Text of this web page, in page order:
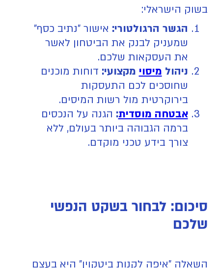
בשוק הישראלי:
הגשר הרגולטורי: אישור "נתיב כסף"
שמעניק לבנק את הביטחון לאשר
את העסקאות שלכם.
ניהול מיסוי מקצועי: דוחות מוכנים
שחוסכים לכם התעסקות
בירוקרטית מול רשות המיסים.
אבטחה מוסדית: הגנה על הנכסים
ברמה הגבוהה ביותר בעולם, ללא
צורך בידע טכני מוקדם.
סיכום: לבחור בשקט הנפשי
שלכם
השאלה "איפה לקנות ביטקוין" היא בעצם